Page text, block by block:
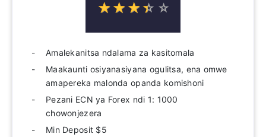
☆☆☆☆ ☆
★★★★ ★
Amalekanitsa ndalama za kasitomala
Maakaunti osiyanasiyana ogulitsa, ena omwe
amapereka malonda opanda komishoni
Pezani ECN ya Forex ndi 1: 1000
chowonjezera
Min Deposit $5